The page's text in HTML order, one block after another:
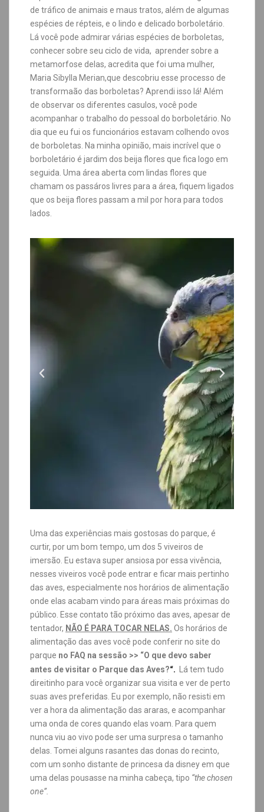
de tráfico de animais e maus tratos, além de algumas
espécies de répteis, e o lindo e delicado borboletário.
Lá você pode admirar várias espécies de borboletas,
conhecer sobre seu ciclo de vida, aprender sobre a
metamorfose delas, acredita que foi uma mulher,
Maria Sibylla Merian,que descobriu esse processo de
transformaão das borboletas? Aprendi isso lá! Além
de observar os diferentes casulos, você pode
acompanhar o trabalho do pessoal do borboletário. No
dia que eu fui os funcionários estavam colhendo ovos
de borboletas. Na minha opinião, mais incrível que o
borboletário é jardim dos beija flores que fica logo em
seguida. Uma área aberta com lindas flores que
chamam os passáros livres para a área, fiquem ligados
que os beija flores passam a mil por hora para todos
lados.
Uma das experiências mais gostosas do parque, é
curtir, por um bom tempo, um dos 5 viveiros de
imersão. Eu estava super ansiosa por essa vivência,
nesses viveiros você pode entrar e ficar mais pertinho
das aves, especialmente nos horários de alimentação
onde elas acabam vindo para áreas mais próximas do
público. Esse contato tão próximo das aves, apesar de
tentador, NÃO É PARA TOCAR NELAS. Os horários de
alimentação das aves você pode conferir no site do
parque no FAQ na sessão >> “O que devo saber
antes de visitar o Parque das Aves?“.
Lá tem tudo
direitinho para você organizar sua visita e ver de perto
suas aves preferidas. Eu por exemplo, não resisti em
ver a hora da alimentação das araras, e acompanhar
uma onda de cores quando elas voam. Para quem
nunca viu ao vivo pode ser uma surpresa o tamanho
delas. Tomei alguns rasantes das donas do recinto,
com um sonho distante de princesa da disney em que
uma delas pousasse na minha cabeça, tipo “the chosen
one”.